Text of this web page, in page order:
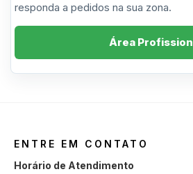
responda a pedidos na sua zona.
Área
ENTRE EM CONTATO
Horário de Atendimento